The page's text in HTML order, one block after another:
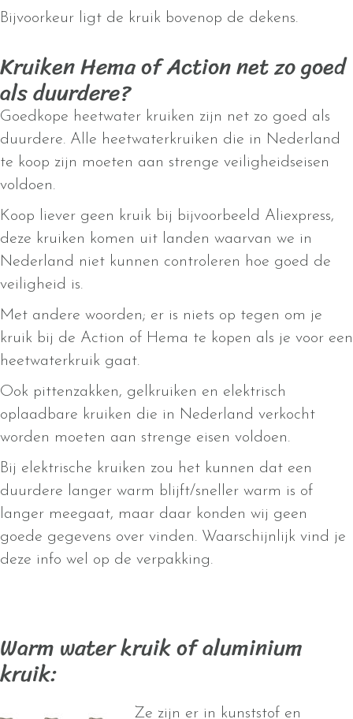
Bijvoorkeur ligt de kruik bovenop de dekens.
Kruiken Hema of Action net zo goed
als duurdere?
Goedkope heetwater kruiken zijn net zo goed als
duurdere. Alle heetwaterkruiken die in Nederland
te koop zijn moeten aan strenge veiligheidseisen
voldoen.
Koop liever geen kruik bij bijvoorbeeld Aliexpress,
deze kruiken komen uit landen waarvan we in
Nederland niet kunnen controleren hoe goed de
veiligheid is.
Met andere woorden; er is niets op tegen om je
kruik bij de Action of Hema te kopen als je voor een
heetwaterkruik gaat.
Ook pittenzakken, gelkruiken en elektrisch
oplaadbare kruiken die in Nederland verkocht
worden moeten aan strenge eisen voldoen.
Bij elektrische kruiken zou het kunnen dat een
duurdere langer warm blijft/sneller warm is of
langer meegaat, maar daar konden wij geen
goede gegevens over vinden. Waarschijnlijk vind je
deze info wel op de verpakking.
Warm water kruik of aluminium
kruik:
Ze zijn er in kunststof en